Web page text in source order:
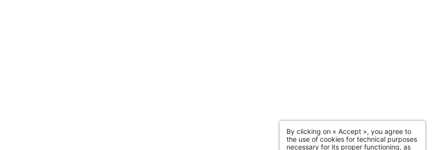
By clicking on « Accept », you agree to
the use of cookies for technical purposes
necessary for its proper functioning, as